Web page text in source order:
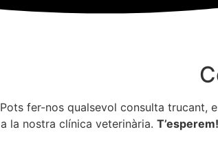
Pots fer-nos qualsevol consulta trucant,
a la nostra clínica veterinària. T’esperem!